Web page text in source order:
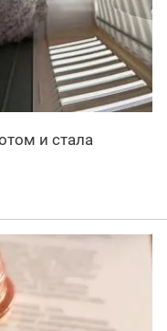
и стала